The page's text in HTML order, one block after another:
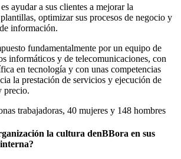
ayudar a sus clientes a mejorar la
optimizar sus procesos de negocio y
información.
fundamentalmente por un equipo de
informáticos y de telecomunicaciones, con
en tecnología y con unas competencias
la prestación de servicios y ejecución de
precio.
trabajadoras, 40 mujeres y 148 hombres
la cultura denBBora en sus